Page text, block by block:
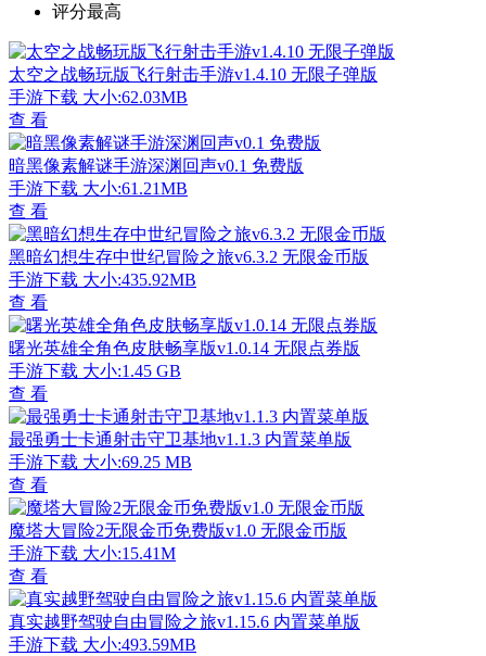
评分最高
太空之战畅玩版飞行射击手游v1.4.10 无限子弹版
手游下载 大小:62.03MB
查 看
暗黑像素解谜手游深渊回声v0.1 免费版
手游下载 大小:61.21MB
查 看
黑暗幻想生存中世纪冒险之旅v6.3.2 无限金币版
手游下载 大小:435.92MB
查 看
曙光英雄全角色皮肤畅享版v1.0.14 无限点券版
手游下载 大小:1.45 GB
查 看
最强勇士卡通射击守卫基地v1.1.3 内置菜单版
手游下载 大小:69.25 MB
查 看
魔塔大冒险2无限金币免费版v1.0 无限金币版
手游下载 大小:15.41M
查 看
真实越野驾驶自由冒险之旅v1.15.6 内置菜单版
手游下载 大小:493.59MB